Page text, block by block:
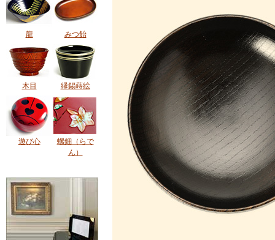
龍 みつ飴
木目 縁錫蒔絵
遊び心
螺鈿（らで
ん）